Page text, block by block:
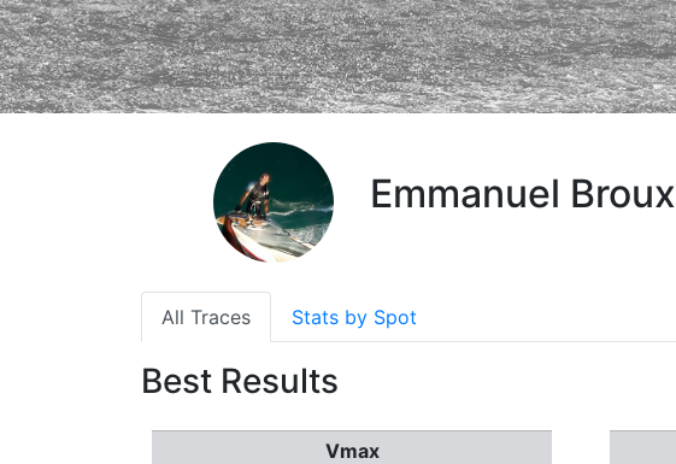
Emmanuel Broux
All Traces Stats by Spot
Best Results
Vmax